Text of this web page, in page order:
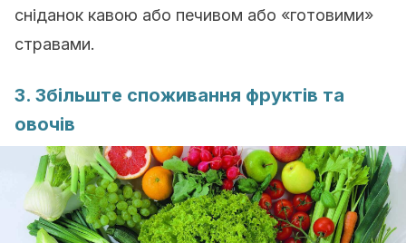
сніданок кавою або печивом або «готовими»
стравами.
3. Збільште споживання фруктів та
овочів